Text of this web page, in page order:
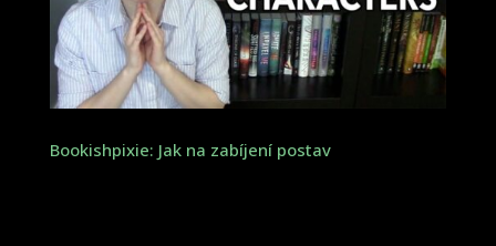
Bookishpixie: Jak na zabíjení postav